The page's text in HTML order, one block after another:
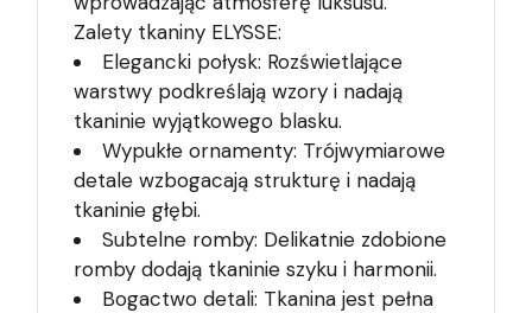
Zalety tkaniny ELYSSE:
Elegancki połysk: Rozświetlające
warstwy podkreślają wzory i nadają
tkaninie wyjątkowego blasku.
Wypukłe ornamenty: Trójwymiarowe
detale wzbogacają strukturę i nadają
tkaninie głębi.
Subtelne romby: Delikatnie zdobione
romby dodają tkaninie szyku i harmonii.
Bogactwo detali: Tkanina jest pełna